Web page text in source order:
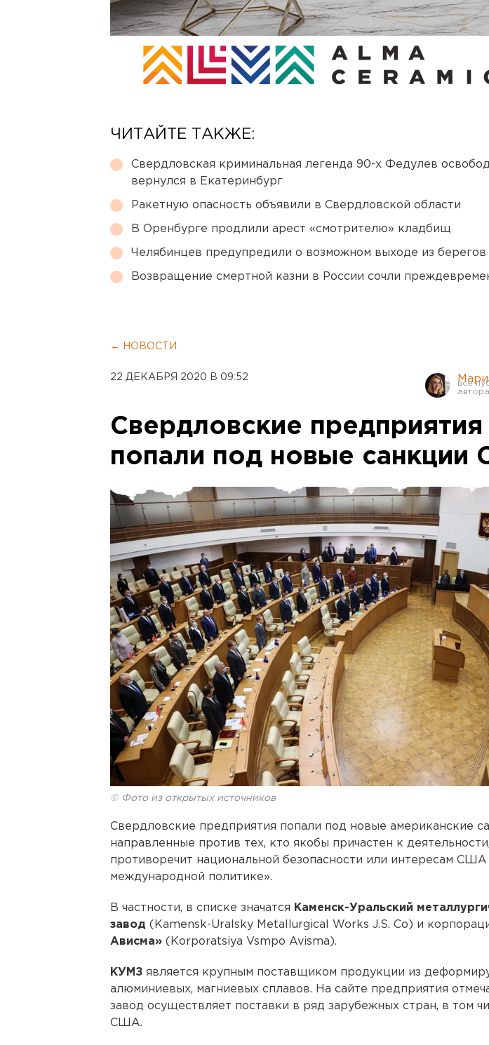
ЧИТАЙТЕ ТАКЖЕ:
Свердловская криминальная легенда 90-х Федулев
вернулся в Екатеринбург
Ракетную опасность объявили в Свердловской области
В Оренбурге продлили арест «смотрителю» кладбищ
Челябинцев предупредили о возможном выходе из
Возвращение смертной казни в России сочли
← НОВОСТИ
22 ДЕКАБРЯ 2020 В 09:52
Свердловские предприятия
попали под новые
© Фото из открытых источников
Свердловские предприятия попали под новые американские
направленные против тех, кто якобы причастен к
противоречит национальной безопасности или интересам США
международной политике».
В частности, в списке значатся Каменск-Уральский
завод (Kamensk-Uralsky Metallurgical Works J.S. Co) и
Ависма» (Korporatsiya Vsmpo Avisma).
КУМЗ является крупным поставщиком продукции из
алюминиевых, магниевых сплавов. На сайте предприятия
завод осуществляет поставки в ряд зарубежных стран, в том
США.